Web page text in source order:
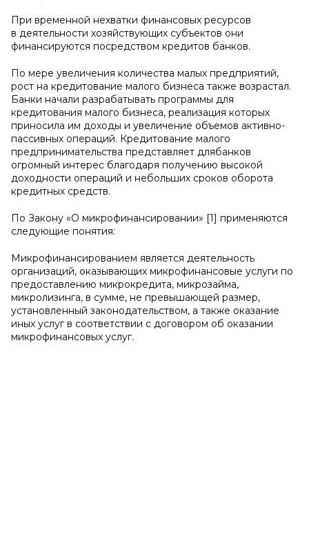
При временной нехватки финансовых ресурсов
в деятельности хозяйствующих субъектов они
финансируются посредством кредитов банков.
По мере увеличения количества малых предприятий,
рост на кредитование малого бизнеса также возрастал.
Банки начали разрабатывать программы для
кредитования малого бизнеса, реализация которых
приносила им доходы и увеличение объемов активно-
пассивных операций. Кредитование малого
предпринимательства представляет длябанков
огромный интерес благодаря получению высокой
доходности операций и небольших сроков оборота
кредитных средств.
По Закону «О микрофинансировании» [1] применяются
следующие понятия:
Микрофинансированием является деятельность
организаций, оказывающих микрофинансовые услуги по
предоставлению микрокредита, микрозайма,
микролизинга, в сумме, не превышающей размер,
установленный законодательством, а также оказание
иных услуг в соответствии с договором об оказании
микрофинансовых услуг.